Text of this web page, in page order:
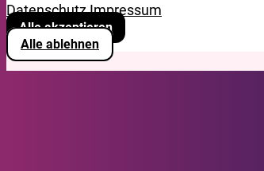
DatenschutzImpressum
Alle akzeptieren
Alle ablehnen